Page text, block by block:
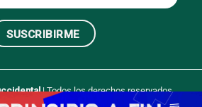
| Todos los derechos reservados